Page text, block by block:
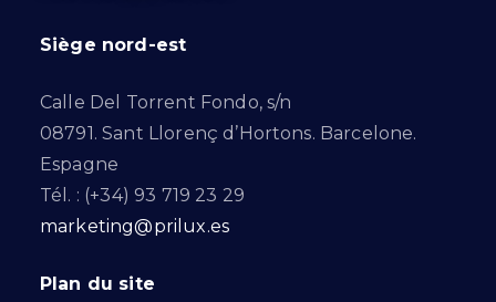
Siège nord-est
Calle Del Torrent Fondo, s/n
08791. Sant Llorenç d’Hortons. Barcelone.
Espagne
Tél. : (+34) 93 719 23 29
marketing@prilux.es
Plan du site